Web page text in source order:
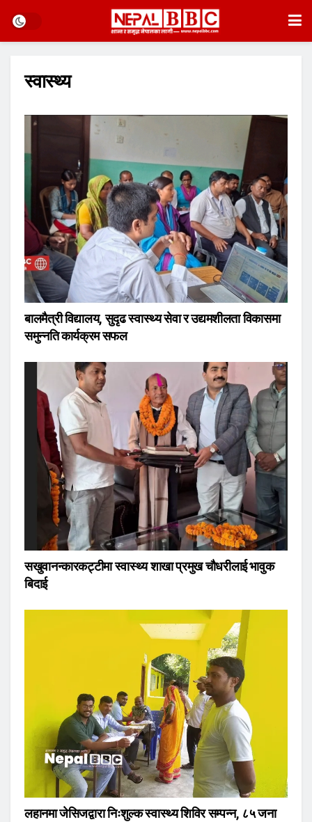
स्वास्थ्य
बालमैत्री विद्यालय, सुदृढ स्वास्थ्य सेवा र उद्यमशीलता विकासमा
समुन्नति कार्यक्रम सफल
सखुवानन्कारकट्टीमा स्वास्थ्य शाखा प्रमुख चौधरीलाई भावुक
बिदाई
लहानमा जेसिजद्वारा निःशुल्क स्वास्थ्य शिविर सम्पन्न, ८५ जना